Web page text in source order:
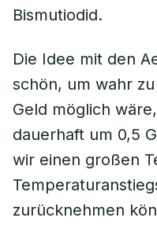
Bismutiodid.
Die Idee mit den
schön, um wahr
Geld möglich
dauerhaft um 0,5
wir einen großen
zurücknehmen